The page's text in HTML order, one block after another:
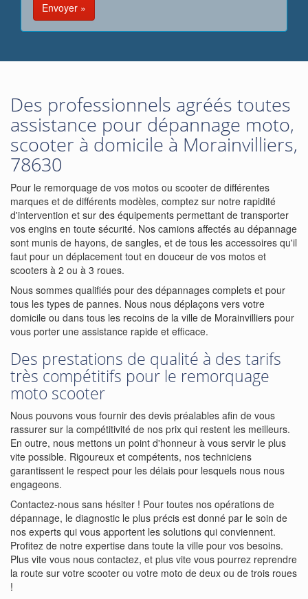
Envoyer »
Des professionnels agréés toutes
assistance pour dépannage moto,
scooter à domicile à Morainvilliers,
78630
Pour le remorquage de vos motos ou scooter de différentes
marques et de différents modèles, comptez sur notre rapidité
d'intervention et sur des équipements permettant de transporter
vos engins en toute sécurité. Nos camions affectés au dépannage
sont munis de hayons, de sangles, et de tous les accessoires qu'il
faut pour un déplacement tout en douceur de vos motos et
scooters à 2 ou à 3 roues.
Nous sommes qualifiés pour des dépannages complets et pour
tous les types de pannes. Nous nous déplaçons vers votre
domicile ou dans tous les recoins de la ville de Morainvilliers pour
vous porter une assistance rapide et efficace.
Des prestations de qualité à des tarifs
très compétitifs pour le remorquage
moto scooter
Nous pouvons vous fournir des devis préalables afin de vous
rassurer sur la compétitivité de nos prix qui restent les meilleurs.
En outre, nous mettons un point d'honneur à vous servir le plus
vite possible. Rigoureux et compétents, nos techniciens
garantissent le respect pour les délais pour lesquels nous nous
engageons.
Contactez-nous sans hésiter ! Pour toutes nos opérations de
dépannage, le diagnostic le plus précis est donné par le soin de
nos experts qui vous apportent les solutions qui conviennent.
Profitez de notre expertise dans toute la ville pour vos besoins.
Plus vite vous nous contactez, et plus vite vous pourrez reprendre
la route sur votre scooter ou votre moto de deux ou de trois roues
!